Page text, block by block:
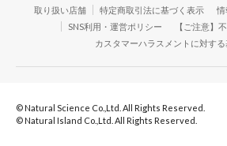
取り扱い店舗
特定商取引法に基づく表示
情
SNS利用・運営ポリシー
【ご注意】
カスタマーハラスメントに対す
© Natural Science Co.,Ltd. All Rights Reserved.
© Natural Island Co.,Ltd. All Rights Reserved.